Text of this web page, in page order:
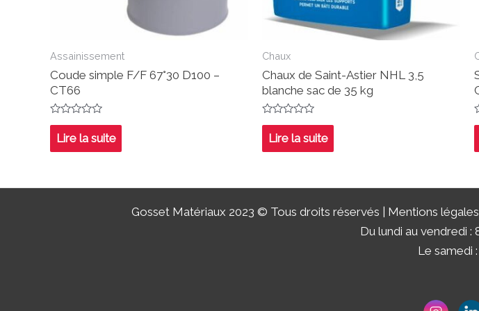
Assainissement
Coude simple F/F 67°30 D100 –
CT66
Note
sur
5
Lire la suite
Chaux
Chaux de Saint-Astier NHL 3,5
blanche sac de 35 kg
Note
sur
5
Lire la suite
5
Gosset Matériaux 2023 © Tous droits réservés | Mentions légales
Du lundi au vendredi :
Le samedi